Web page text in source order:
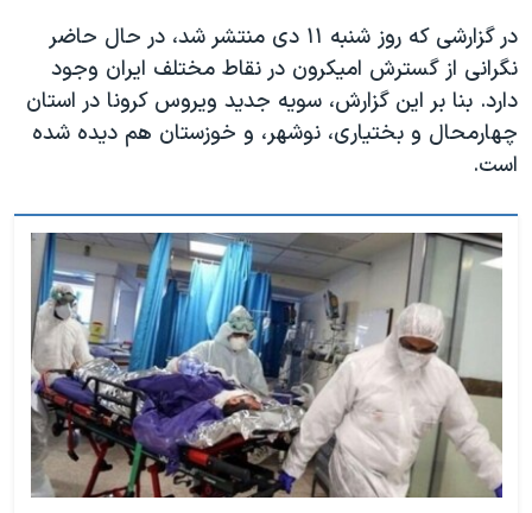
اسرائیل در جنگ
نرگس محمدی برنده جایزه نوبل صلح
همایش محافظه‌کاران آمریکا «سی‌پک»
صفحه‌های ویژه
در گزارشی که روز شنبه ۱۱ دی منتشر شد، در حال حاضر
نگرانی از گسترش امیکرون در نقاط مختلف ایران وجود
دارد. بنا بر این گزارش، سویه جدید ویروس کرونا در استان
چهارمحال و بختیاری، نوشهر، و خوزستان هم دیده شده
است.